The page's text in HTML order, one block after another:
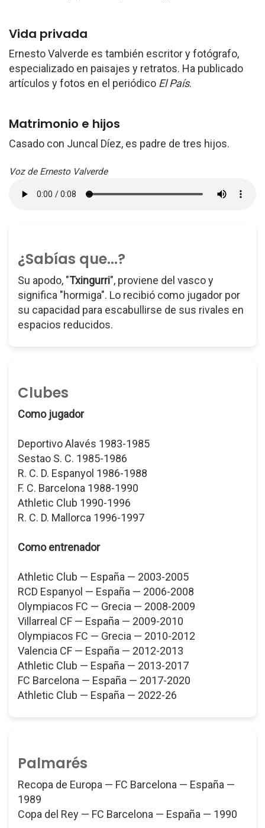
Vida privada
Ernesto Valverde es también escritor y fotógrafo,
especializado en paisajes y retratos. Ha publicado
artículos y fotos en el periódico El País.
Matrimonio e hijos
Casado con Juncal Díez, es padre de tres hijos.
Voz de Ernesto Valverde
¿Sabías que...?
Su apodo, "Txingurri", proviene del vasco y
significa "hormiga". Lo recibió como jugador por
su capacidad para escabullirse de sus rivales en
espacios reducidos.
Clubes
Como jugador
Deportivo Alavés 1983-1985
Sestao S. C. 1985-1986
R. C. D. Espanyol 1986-1988
F. C. Barcelona 1988-1990
Athletic Club 1990-1996
R. C. D. Mallorca 1996-1997
Como entrenador
Athletic Club — España — 2003-2005
RCD Espanyol — España — 2006-2008
Olympiacos FC — Grecia — 2008-2009
Villarreal CF — España — 2009-2010
Olympiacos FC — Grecia — 2010-2012
Valencia CF — España — 2012-2013
Athletic Club — España — 2013-2017
FC Barcelona — España — 2017-2020
Athletic Club — España — 2022-26
Palmarés
Recopa de Europa — FC Barcelona — España —
1989
Copa del Rey — FC Barcelona — España — 1990